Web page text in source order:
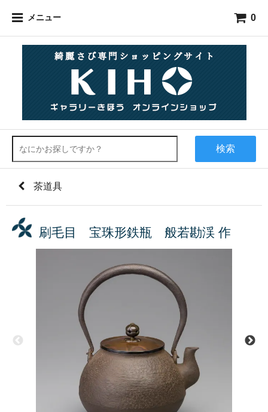
メニュー 0
検索
茶道具
刷毛目 宝珠形鉄瓶 般若勘渓 作